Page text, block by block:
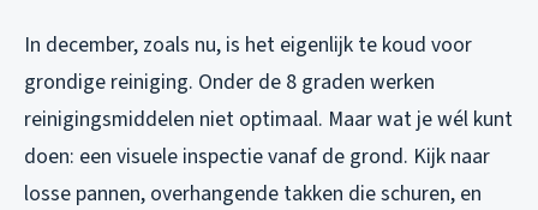
In december, zoals nu, is het eigenlijk te koud voor
grondige reiniging. Onder de 8 graden werken
reinigingsmiddelen niet optimaal. Maar wat je wél kunt
doen: een visuele inspectie vanaf de grond. Kijk naar
losse pannen, overhangende takken die schuren, en